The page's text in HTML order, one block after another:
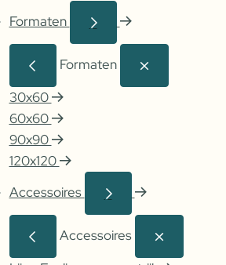
Formaten
Formaten
30x60
60x60
90x90
120x120
Accessoires
Accessoires